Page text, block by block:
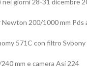
nei giorni 28-31 dicembre
200/1000 mm
571C con filtro
mm e camera Asi 224